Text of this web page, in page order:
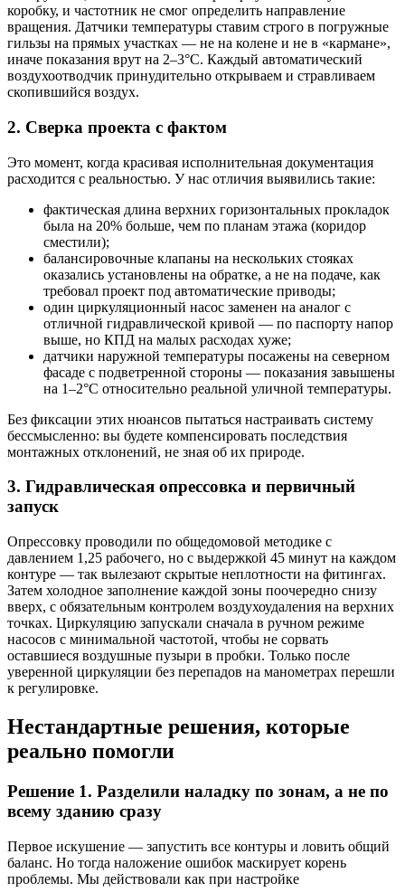
коробку, и частотник не смог определить направление
вращения. Датчики температуры ставим строго в погружные
гильзы на прямых участках — не на колене и не в «кармане»,
иначе показания врут на 2–3°С. Каждый автоматический
воздухоотводчик принудительно открываем и стравливаем
скопившийся воздух.
2. Сверка проекта с фактом
Это момент, когда красивая исполнительная документация
расходится с реальностью. У нас отличия выявились такие:
фактическая длина верхних горизонтальных прокладок
была на 20% больше, чем по планам этажа (коридор
сместили);
балансировочные клапаны на нескольких стояках
оказались установлены на обратке, а не на подаче, как
требовал проект под автоматические приводы;
один циркуляционный насос заменен на аналог с
отличной гидравлической кривой — по паспорту напор
выше, но КПД на малых расходах хуже;
датчики наружной температуры посажены на северном
фасаде с подветренной стороны — показания завышены
на 1–2°С относительно реальной уличной температуры.
Без фиксации этих нюансов пытаться настраивать систему
бессмысленно: вы будете компенсировать последствия
монтажных отклонений, не зная об их природе.
3. Гидравлическая опрессовка и первичный
запуск
Опрессовку проводили по общедомовой методике с
давлением 1,25 рабочего, но с выдержкой 45 минут на каждом
контуре — так вылезают скрытые неплотности на фитингах.
Затем холодное заполнение каждой зоны поочередно снизу
вверх, с обязательным контролем воздухоудаления на верхних
точках. Циркуляцию запускали сначала в ручном режиме
насосов с минимальной частотой, чтобы не сорвать
оставшиеся воздушные пузыри в пробки. Только после
уверенной циркуляции без перепадов на манометрах перешли
к регулировке.
Нестандартные решения, которые
реально помогли
Решение 1. Разделили наладку по зонам, а не по
всему зданию сразу
Первое искушение — запустить все контуры и ловить общий
баланс. Но тогда наложение ошибок маскирует корень
проблемы. Мы действовали как при настройке